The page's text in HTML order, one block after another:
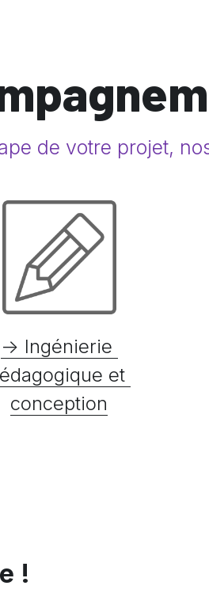
de votre projet,
-> Ingénierie
et
conception
!